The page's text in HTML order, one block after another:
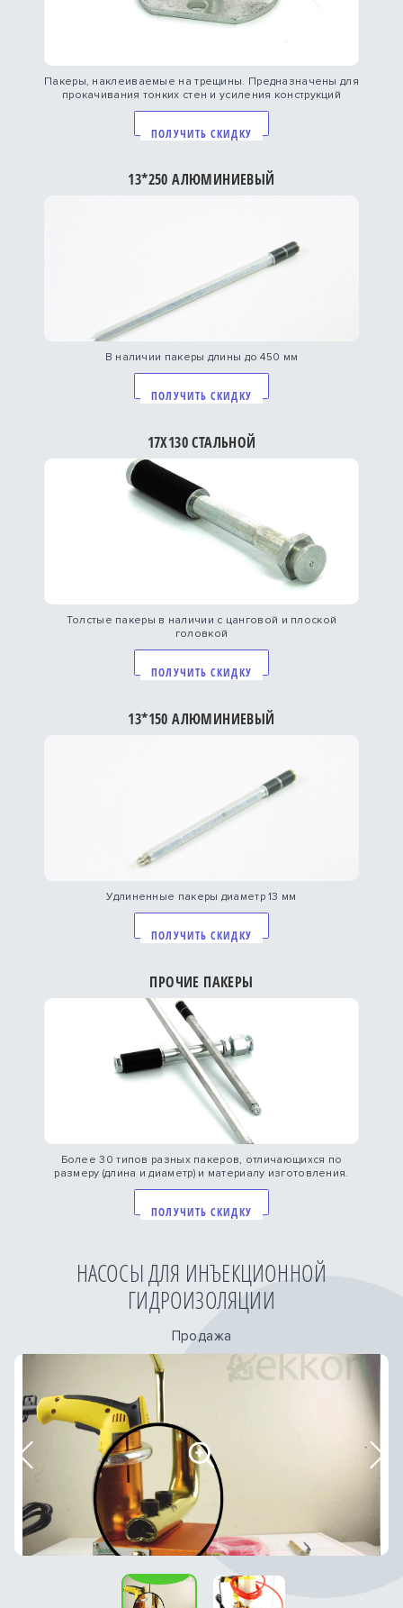
Пакеры, наклеиваемые на трещины. Предназначены для
прокачивания тонких стен и усиления конструкций
ПОЛУЧИТЬ СКИДКУ
13*250 АЛЮМИНИЕВЫЙ
В наличии пакеры длины до 450 мм
ПОЛУЧИТЬ СКИДКУ
17Х130 СТАЛЬНОЙ
Толстые пакеры в наличии с цанговой и плоской
головкой
ПОЛУЧИТЬ СКИДКУ
13*150 АЛЮМИНИЕВЫЙ
Удлиненные пакеры диаметр 13 мм
ПОЛУЧИТЬ СКИДКУ
ПРОЧИЕ ПАКЕРЫ
Более 30 типов разных пакеров, отличающихся по
размеру (длина и диаметр) и материалу изготовления.
ПОЛУЧИТЬ СКИДКУ
НАСОСЫ ДЛЯ ИНЪЕКЦИОННОЙ
ГИДРОИЗОЛЯЦИИ
Продажа
Previous